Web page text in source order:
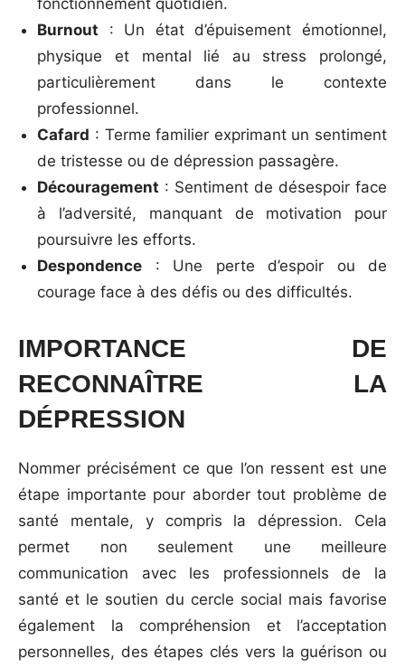
fonctionnement quotidien.
Burnout : Un état d’épuisement émotionnel,
physique et mental lié au stress prolongé,
particulièrement dans le contexte
professionnel.
Cafard : Terme familier exprimant un sentiment
de tristesse ou de dépression passagère.
Découragement : Sentiment de désespoir face
à l’adversité, manquant de motivation pour
poursuivre les efforts.
Despondence : Une perte d’espoir ou de
courage face à des défis ou des difficultés.
IMPORTANCE DE
RECONNAÎTRE LA
DÉPRESSION
Nommer précisément ce que l’on ressent est une
étape importante pour aborder tout problème de
santé mentale, y compris la dépression. Cela
permet non seulement une meilleure
communication avec les professionnels de la
santé et le soutien du cercle social mais favorise
également la compréhension et l’acceptation
personnelles, des étapes clés vers la guérison ou